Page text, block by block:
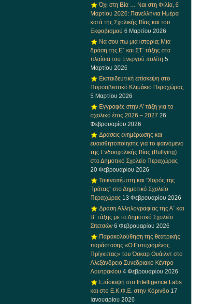
Όχι στη Βία … Ναι στη Φιλία, 6
Μαρτίου 2026: Πανελλήνια Ημέρα
κατά της Σχολικής Βίας και του
Εκφοβισμού 6 Μαρτίου 2026
Να σου πω μια ιστορία; Μια
δράση της Ε΄ και ΣΤ΄ τάξης στα
πλαίσια του Ενεργού πολίτη 5
Μαρτίου 2026
Εκπαιδευτική επίσκεψη στο
Πυροσβεστικό Κλιμάκιο Περαχώρας
5 Μαρτίου 2026
Εγγραφές στην Α’ τάξη για το
σχολικό έτος 2026 – 2027 26
Φεβρουαρίου 2026
Δράσεις ενημέρωσης και
ευαισθητοποίησης για το φαινόμενο
της Ενδοσχολικής Βίας (Bullying)
στο Δημοτικό Σχολείο Περαχώρας
20 Φεβρουαρίου 2026
Τσικνοπέμπτη και “Χορός της
Τράτας” στο Δημοτικό Σχολείο
Περαχώρας 13 Φεβρουαρίου 2026
Δράση Αλληλογραφίας της Α΄ και
Β΄ τάξης με το Δημοτικό Σχολείο
Σπετσών 6 Φεβρουαρίου 2026
Παρακολούθηση της θεατρικής
παράστασης «Ο Ευτυχισμένος
Πρίγκιπας» του Όσκαρ Ουάιλντ στο
Αλεξάνδρειο Συνεδριακό Κέντρο
Λουτρακίου 4 Φεβρουαρίου 2026
Επίσκεψη στο Intelligence Labs
και στο Ε.Κ.Φ.Ε. στην Κόρινθο 17
Ιανουαρίου 2026